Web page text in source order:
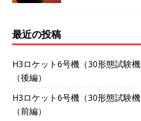
最近の投稿
H3ロケット6号機（30形態試験
（後編）
H3ロケット6号機（30形態試験
（前編）